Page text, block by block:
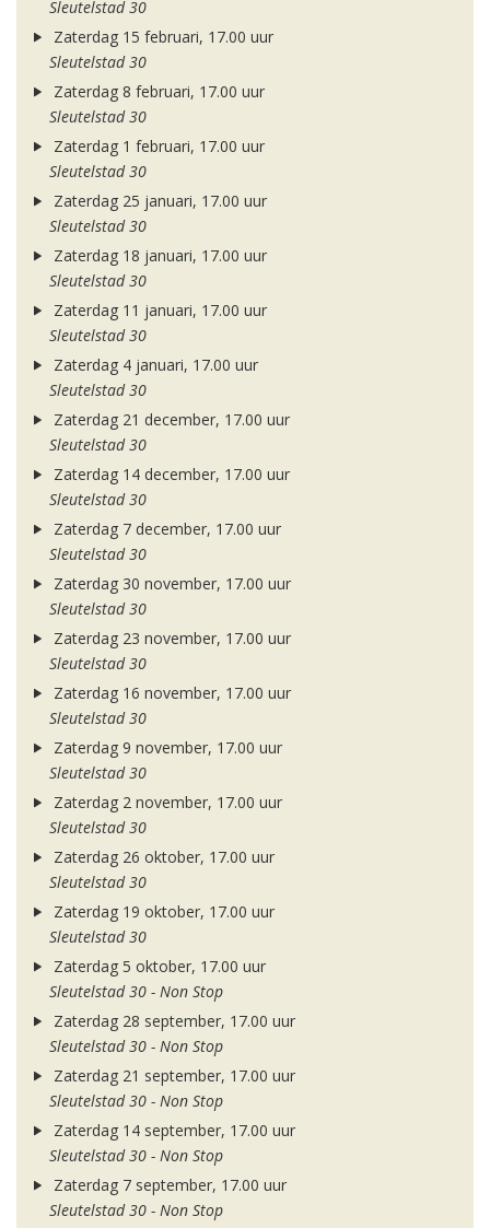
Sleutelstad 30
Zaterdag 15 februari, 17.00 uur
Sleutelstad 30
Zaterdag 8 februari, 17.00 uur
Sleutelstad 30
Zaterdag 1 februari, 17.00 uur
Sleutelstad 30
Zaterdag 25 januari, 17.00 uur
Sleutelstad 30
Zaterdag 18 januari, 17.00 uur
Sleutelstad 30
Zaterdag 11 januari, 17.00 uur
Sleutelstad 30
Zaterdag 4 januari, 17.00 uur
Sleutelstad 30
Zaterdag 21 december, 17.00 uur
Sleutelstad 30
Zaterdag 14 december, 17.00 uur
Sleutelstad 30
Zaterdag 7 december, 17.00 uur
Sleutelstad 30
Zaterdag 30 november, 17.00 uur
Sleutelstad 30
Zaterdag 23 november, 17.00 uur
Sleutelstad 30
Zaterdag 16 november, 17.00 uur
Sleutelstad 30
Zaterdag 9 november, 17.00 uur
Sleutelstad 30
Zaterdag 2 november, 17.00 uur
Sleutelstad 30
Zaterdag 26 oktober, 17.00 uur
Sleutelstad 30
Zaterdag 19 oktober, 17.00 uur
Sleutelstad 30
Zaterdag 5 oktober, 17.00 uur
Sleutelstad 30 - Non Stop
Zaterdag 28 september, 17.00 uur
Sleutelstad 30 - Non Stop
Zaterdag 21 september, 17.00 uur
Sleutelstad 30 - Non Stop
Zaterdag 14 september, 17.00 uur
Sleutelstad 30 - Non Stop
Zaterdag 7 september, 17.00 uur
Sleutelstad 30 - Non Stop